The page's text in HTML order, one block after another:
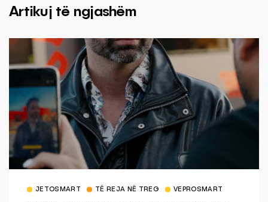
Artikuj të ngjashëm
JETOSMART TË REJA NË TREG VEPROSMART